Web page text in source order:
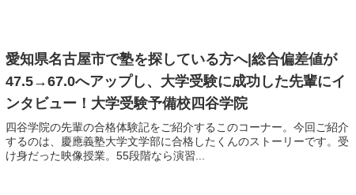
愛知県名古屋市で塾を探している方へ|総合偏差値が
47.5→67.0へアップし、大学受験に成功した先輩にイ
ンタビュー！大学受験予備校四谷学院
四谷学院の先輩の合格体験記をご紹介するこのコーナー。今回ご紹介
するのは、慶應義塾大学文学部に合格したくんのストーリーです。受
け身だった映像授業。55段階なら演習...